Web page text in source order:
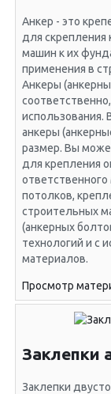
Анкер - это
для скрепления
машин к их
применения в
Анкеры
использования.
анкеры
размер. Вы
для крепления
потолков,
строительных
(анкерных
технологий и с
материалов.
Просмотр
Заклепки
Заклепки